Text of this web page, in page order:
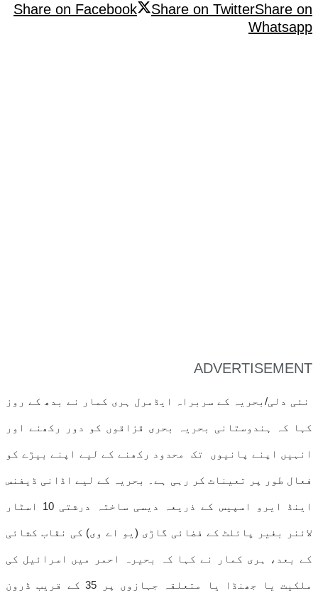
Share on Facebook
Share on TwitterShare on
Whatsapp
ADVERTISEMENT
نئی دلی/بحریہ کے سربراہ ایڈمرل ہری کمار نے بدھ کے روز
کہا کہ ہندوستانی بحریہ بحری قزاقوں کو دور رکھنے اور
انہیں اپنے پانیوں تک محدود رکھنے کے لیے اپنے بیڑے کو
فعال طور پر تعینات کر رہی ہے۔ بحریہ کے لیے اڈانی ڈیفنس
اینڈ ایرو اسپیس کے ذریعہ دیسی ساختہ درشتی 10 اسٹار
لائنر بغیر پائلٹ کے فضائی گاڑی (یو اے وی) کی نقاب کشائی
کے بعد، ہری کمار نے کہا کہ بحیرہ احمر میں اسرائیل کی
ملکیت یا جھنڈا یا متعلقہ جہازوں پر 35 کے قریب ڈرون